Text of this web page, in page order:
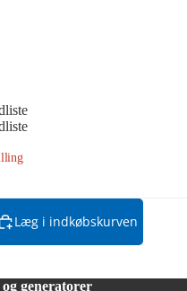
Læg i indkøbskurven
generatorer